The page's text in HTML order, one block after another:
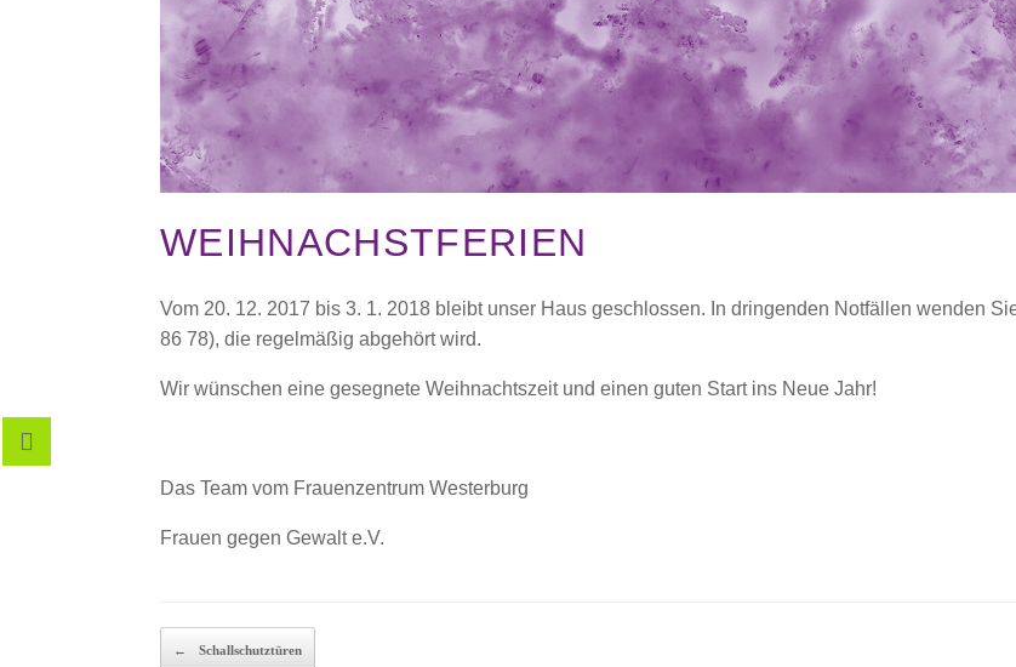
WEIHNACHSTFERIEN
Vom 20. 12. 2017 bis 3. 1. 2018 bleibt unser Haus geschlossen. In dringenden Notfällen wenden
86 78), die regelmäßig abgehört wird.
Wir wünschen eine gesegnete Weihnachtszeit und einen guten Start ins Neue Jahr!
Das Team vom Frauenzentrum Westerburg
Frauen gegen Gewalt e.V.
BEITRAGSNAVIGATION
← Schallschutztüren